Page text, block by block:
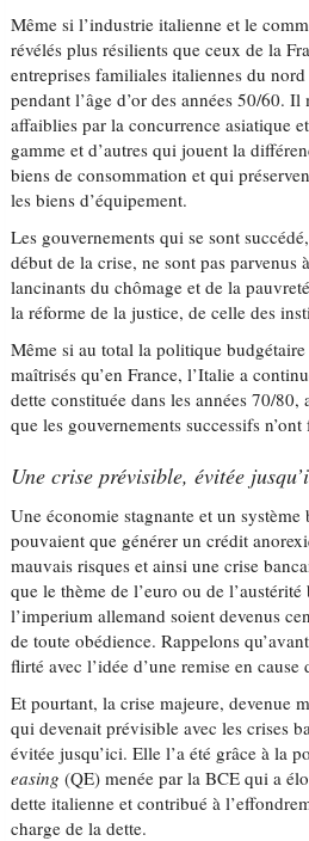
Même si l’industrie italienne et le
révélés plus résilients que ceux de la
entreprises familiales italiennes du
pendant l’âge d’or des années 50/60. Il
affaiblies par la concurrence asiatique
gamme et d’autres qui jouent la
biens de consommation et qui
les biens d’équipement.
Les gouvernements qui se sont
début de la crise, ne sont pas parvenus
lancinants du chômage et de la
la réforme de la justice, de celle des
Même si au total la politique
maîtrisés qu’en France, l’Italie a
dette constituée dans les années 70/
que les gouvernements successifs
Une crise prévisible, évitée
Une économie stagnante et un
pouvaient que générer un crédit
mauvais risques et ainsi une crise
que le thème de l’euro ou de
l’imperium allemand soient devenus
de toute obédience. Rappelons
flirté avec l’idée d’une remise en cause
Et pourtant, la crise majeure, devenue
qui devenait prévisible avec les crises
évitée jusqu’ici. Elle l’a été grâce à la
easing (QE) menée par la BCE qui a
dette italienne et contribué à
charge de la dette.